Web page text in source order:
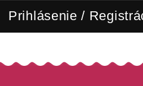
Prihlásenie /